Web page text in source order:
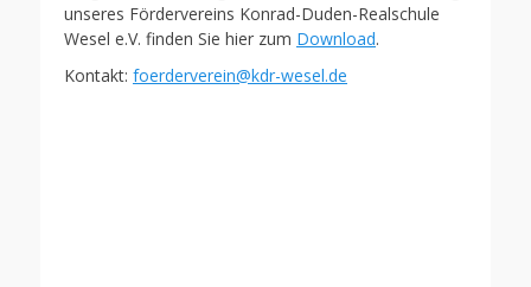
unseres Fördervereins Konrad-Duden-Realschule
Wesel e.V. finden Sie hier zum Download.
Kontakt: foerderverein@kdr-wesel.de